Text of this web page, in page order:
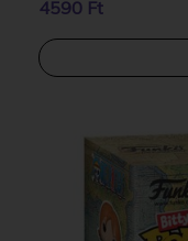
4590 Ft